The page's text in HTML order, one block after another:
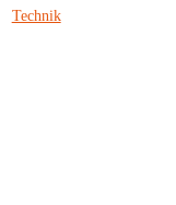
Technik